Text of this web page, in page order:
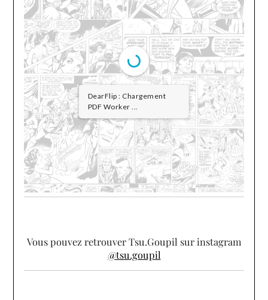
DearFlip : Chargement
PDF Worker ...
Vous pouvez retrouver Tsu.Goupil sur instagram
@tsu.goupil